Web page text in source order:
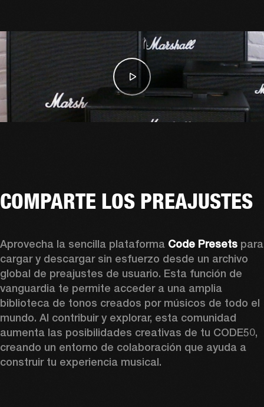
COMPARTE LOS PREAJUSTES
Aprovecha la sencilla plataforma Code Presets para
cargar y descargar sin esfuerzo desde un archivo
global de preajustes de usuario. Esta función de
vanguardia te permite acceder a una amplia
biblioteca de tonos creados por músicos de todo el
mundo. Al contribuir y explorar, esta comunidad
aumenta las posibilidades creativas de tu CODE50,
creando un entorno de colaboración que ayuda a
construir tu experiencia musical.